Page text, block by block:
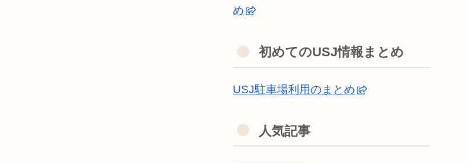
め
初めてのUSJ情報まとめ
USJ駐車場利用のまとめ
人気記事